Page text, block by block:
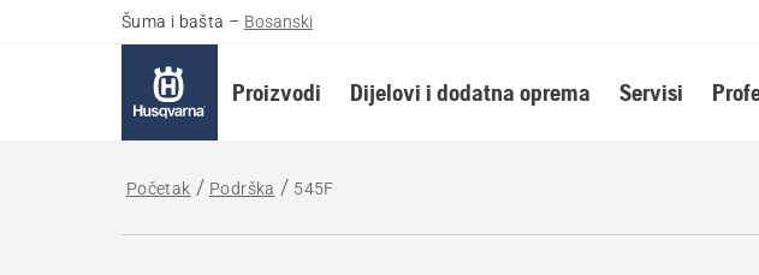
Šuma i bašta – Bosanski
Proizvodi Dijelovi i dodatna oprema Servisi
Početak Podrška 545F